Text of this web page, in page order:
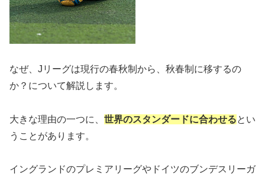
なぜ、Jリーグは現行の春秋制から、秋春制に移するの
か？について解説します。
大きな理由の一つに、 世界のスタンダードに合わせるとい
うことがあります。
イングランドのプレミアリーグやドイツのブンデスリーガ